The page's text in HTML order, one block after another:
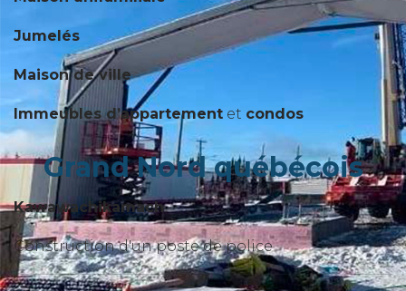
Jumelés
Maison de ville
Immeubles d’appartement et condos
Grand Nord québécois
Kawawachikamach
Construction d'un poste de police